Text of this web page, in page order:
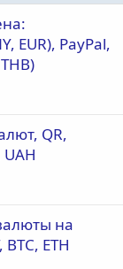
EUR), PayPal,
QR,
на
ETH